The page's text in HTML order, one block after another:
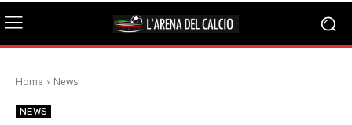
Home News
NEWS